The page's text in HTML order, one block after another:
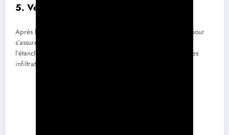
5. Vérifications Finales
Après l’installation, des vérifications doivent être effectuées pour
s’assurer que tout fonctionne correctement. Un contrôle de
l’étanchéité est essentiel afin de protéger la structure contre les
infiltrations d’eau.